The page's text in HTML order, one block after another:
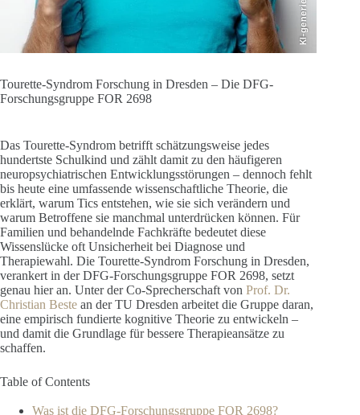
KI-generiert
Tourette-Syndrom Forschung in Dresden – Die DFG-
Forschungsgruppe FOR 2698
Das Tourette-Syndrom betrifft schätzungsweise jedes
hundertste Schulkind und zählt damit zu den häufigeren
neuropsychiatrischen Entwicklungsstörungen – dennoch fehlt
bis heute eine umfassende wissenschaftliche Theorie, die
erklärt, warum Tics entstehen, wie sie sich verändern und
warum Betroffene sie manchmal unterdrücken können. Für
Familien und behandelnde Fachkräfte bedeutet diese
Wissenslücke oft Unsicherheit bei Diagnose und
Therapiewahl. Die Tourette-Syndrom Forschung in Dresden,
verankert in der DFG-Forschungsgruppe FOR 2698, setzt
genau hier an. Unter der Co-Sprecherschaft von Prof. Dr.
Christian Beste an der TU Dresden arbeitet die Gruppe daran,
eine empirisch fundierte kognitive Theorie zu entwickeln –
und damit die Grundlage für bessere Therapieansätze zu
schaffen.
Table of Contents
Was ist die DFG-Forschungsgruppe FOR 2698?